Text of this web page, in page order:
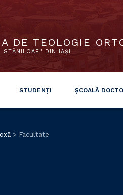
DE TEOLOGIE
STĂNILOAE" DIN IAȘI
STUDENȚI ȘCOALĂ
> Facultate